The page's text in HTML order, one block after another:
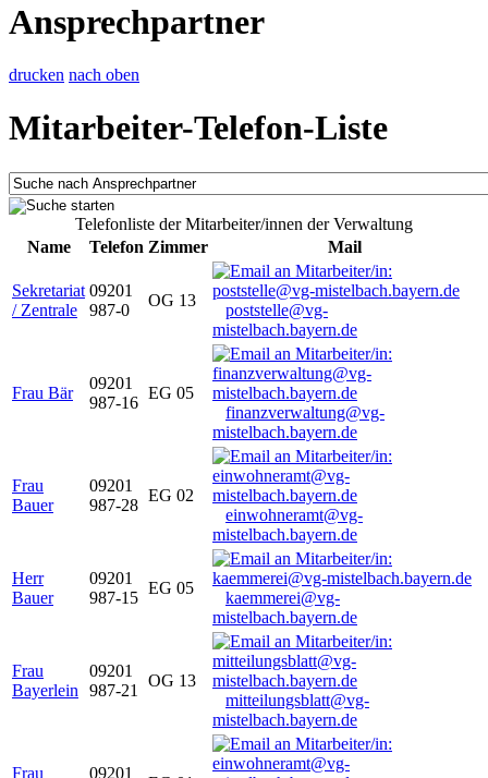
Ansprechpartner
drucken nach oben
Mitarbeiter-Telefon-Liste
Telefonliste der Mitarbeiter/innen der Verwaltung
Name
Telefon Zimmer Mail
Sekretariat
/ Zentrale
09201
987-0
OG 13
poststelle@vg-
mistelbach.bayern.de
Frau Bär
09201
987-16
EG 05
finanzverwaltung@vg-
mistelbach.bayern.de
Frau
Bauer
09201
987-28
EG 02
einwohneramt@vg-
mistelbach.bayern.de
Herr
Bauer
09201
987-15
EG 05
kaemmerei@vg-
mistelbach.bayern.de
Frau
Bayerlein
09201
987-21
OG 13
mitteilungsblatt@vg-
mistelbach.bayern.de
Frau
09201